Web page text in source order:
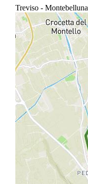
Treviso - Montebelluna